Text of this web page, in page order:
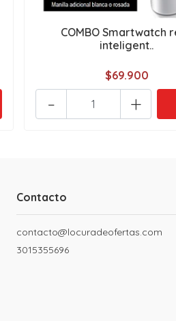
COMBO Smartwatch
inteligent..
$69.900
+
-
Contacto
contacto@locuradeofertas.com
3015355696